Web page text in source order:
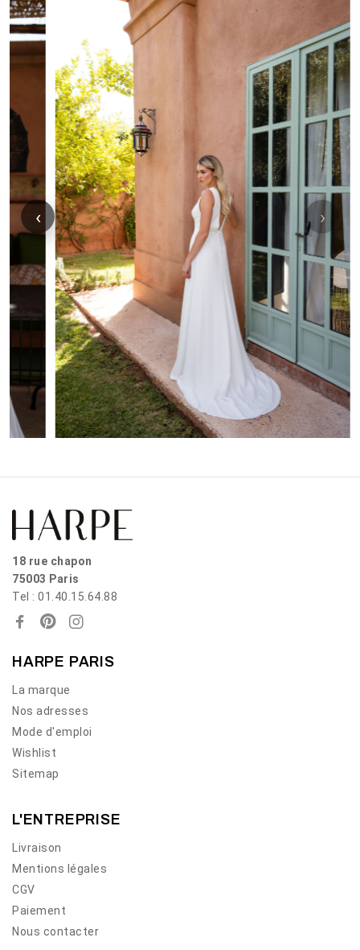
‹ ›
18 rue chapon
75003 Paris
Tel : 01.40.15.64.88
HARPE PARIS
La marque
Nos adresses
Mode d'emploi
Wishlist
Sitemap
L'ENTREPRISE
Livraison
Mentions légales
CGV
Paiement
Nous contacter